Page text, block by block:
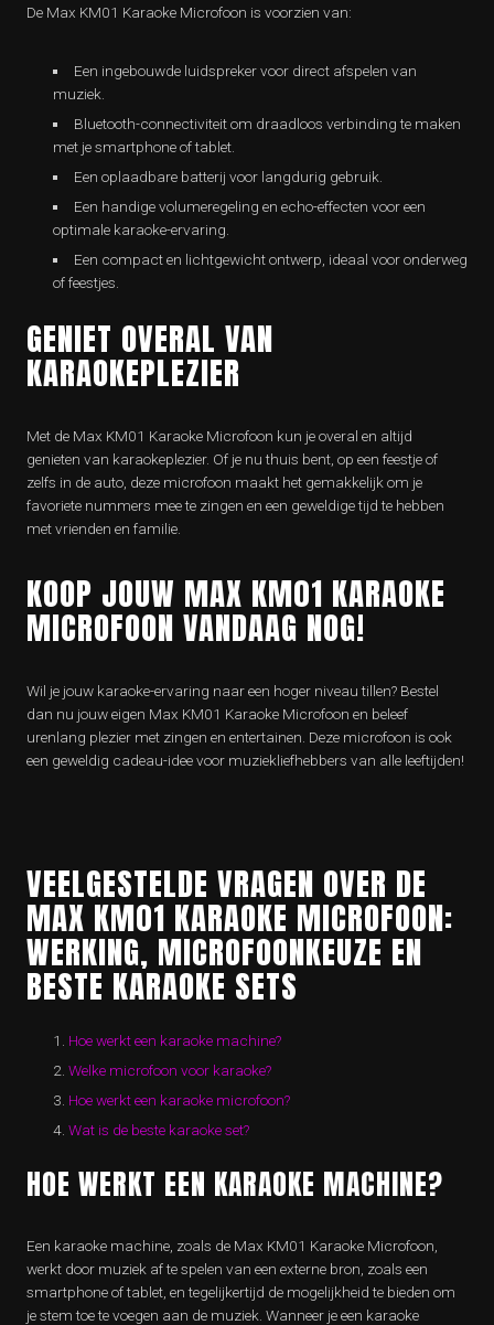
De Max KM01 Karaoke Microfoon is voorzien van:
Een ingebouwde luidspreker voor direct afspelen van
muziek.
Bluetooth-connectiviteit om draadloos verbinding te maken
met je smartphone of tablet.
Een oplaadbare batterij voor langdurig gebruik.
Een handige volumeregeling en echo-effecten voor een
optimale karaoke-ervaring.
Een compact en lichtgewicht ontwerp, ideaal voor onderweg
of feestjes.
GENIET OVERAL VAN
KARAOKEPLEZIER
Met de Max KM01 Karaoke Microfoon kun je overal en altijd
genieten van karaokeplezier. Of je nu thuis bent, op een feestje of
zelfs in de auto, deze microfoon maakt het gemakkelijk om je
favoriete nummers mee te zingen en een geweldige tijd te hebben
met vrienden en familie.
KOOP JOUW MAX KM01 KARAOKE
MICROFOON VANDAAG NOG!
Wil je jouw karaoke-ervaring naar een hoger niveau tillen? Bestel
dan nu jouw eigen Max KM01 Karaoke Microfoon en beleef
urenlang plezier met zingen en entertainen. Deze microfoon is ook
een geweldig cadeau-idee voor muziekliefhebbers van alle leeftijden!
VEELGESTELDE VRAGEN OVER DE
MAX KM01 KARAOKE MICROFOON:
WERKING, MICROFOONKEUZE EN
BESTE KARAOKE SETS
Hoe werkt een karaoke machine?
Welke microfoon voor karaoke?
Hoe werkt een karaoke microfoon?
Wat is de beste karaoke set?
HOE WERKT EEN KARAOKE MACHINE?
Een karaoke machine, zoals de Max KM01 Karaoke Microfoon,
werkt door muziek af te spelen van een externe bron, zoals een
smartphone of tablet, en tegelijkertijd de mogelijkheid te bieden om
je stem toe te voegen aan de muziek. Wanneer je een karaoke